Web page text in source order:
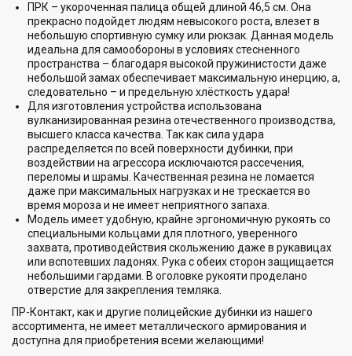
ПРК – укороченная палица общей длиной 46,5 см. Она
прекрасно подойдет людям невысокого роста, влезет в
небольшую спортивную сумку или рюкзак. Данная модель
идеальна для самообороны в условиях стесненного
пространства – благодаря высокой пружинистости даже
небольшой замах обеспечивает максимальную инерцию, а,
следовательно – и предельную хлёсткость удара!
Для изготовления устройства использована
вулканизированная резина отечественного производства,
высшего класса качества. Так как сила удара
распределяется по всей поверхности дубинки, при
воздействии на агрессора исключаются рассечения,
переломы и шрамы. Качественная резина не ломается
даже при максимальных нагрузках и не трескается во
время мороза и не имеет неприятного запаха.
Модель имеет удобную, крайне эргономичную рукоять со
специальными кольцами для плотного, уверенного
захвата, противодействия скольжению даже в рукавицах
или вспотевших ладонях. Рука с обеих сторон защищается
небольшими гардами. В оголовке рукояти проделано
отверстие для закрепления темляка.
ПР-Контакт, как и другие полицейские дубинки из нашего
ассортимента, не имеет металлического армирования и
доступна для приобретения всеми желающими!